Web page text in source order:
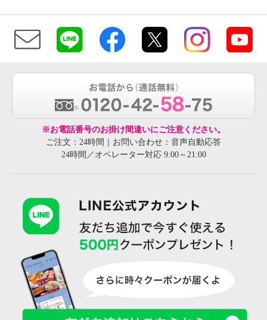
※お電話番号のお掛け間違いにご注意ください。
ご注文：24時間｜お問い合わせ：音声自動応答
24時間／オペレーター対応 9:00～21:00